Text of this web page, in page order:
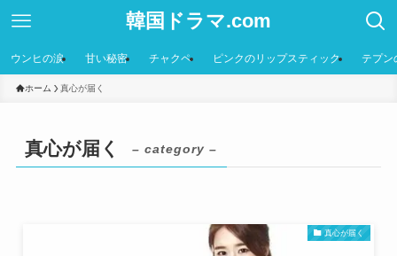
韓国ドラマ.com
ウンヒの涙 甘い秘密 チャクペ ピンクのリップスティック テプン
ホーム 真心が届く
真心が届く – category –
真心が届く